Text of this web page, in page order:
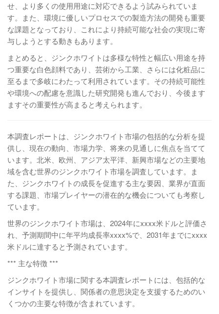
せ、より多くの使用用途に対応できるよう試みられていま
す。また、環境に優しいプロセスでの製造方法の開発も重要
な課題となっており、これにより持続可能な社会の実現に寄
与しようとする動きもあります。
まとめると、ジンクホワイトは多様な特性と幅広い用途を持
つ重要な白色顔料であり、芸術から工業、さらには化粧品に
至るまで多岐にわたって利用されています。その持続可能性
や環境への配慮を意識した研究開発も進んでおり、今後ます
ますその重要性が高まると考えられます。
本調査レポートは、ジンクホワイト市場の包括的な分析を提
供し、現在の動向、市場力学、将来の見通しに焦点を当てて
います。北米、欧州、アジア太平洋、新興市場などの主要地
域を含む世界のジンクホワイト市場を調査しています。ま
た、ジンクホワイトの成長を促進する主な要因、業界が直面
する課題、市場プレイヤーの潜在的な機会についても考察し
ています。
世界のジンクホワイト市場は、2024年にxxxx米ドルと評価さ
れ、予測期間中に年平均成長率xxxx%で、2031年までにxxxx
米ドルに達すると予測されています。
*** 主な特徴 ***
ジンクホワイト市場に関する本調査レポートには、包括的な
インサイトを提供し、関係者の意思決定を支援するためのい
くつかの主要な特徴が含まれています。